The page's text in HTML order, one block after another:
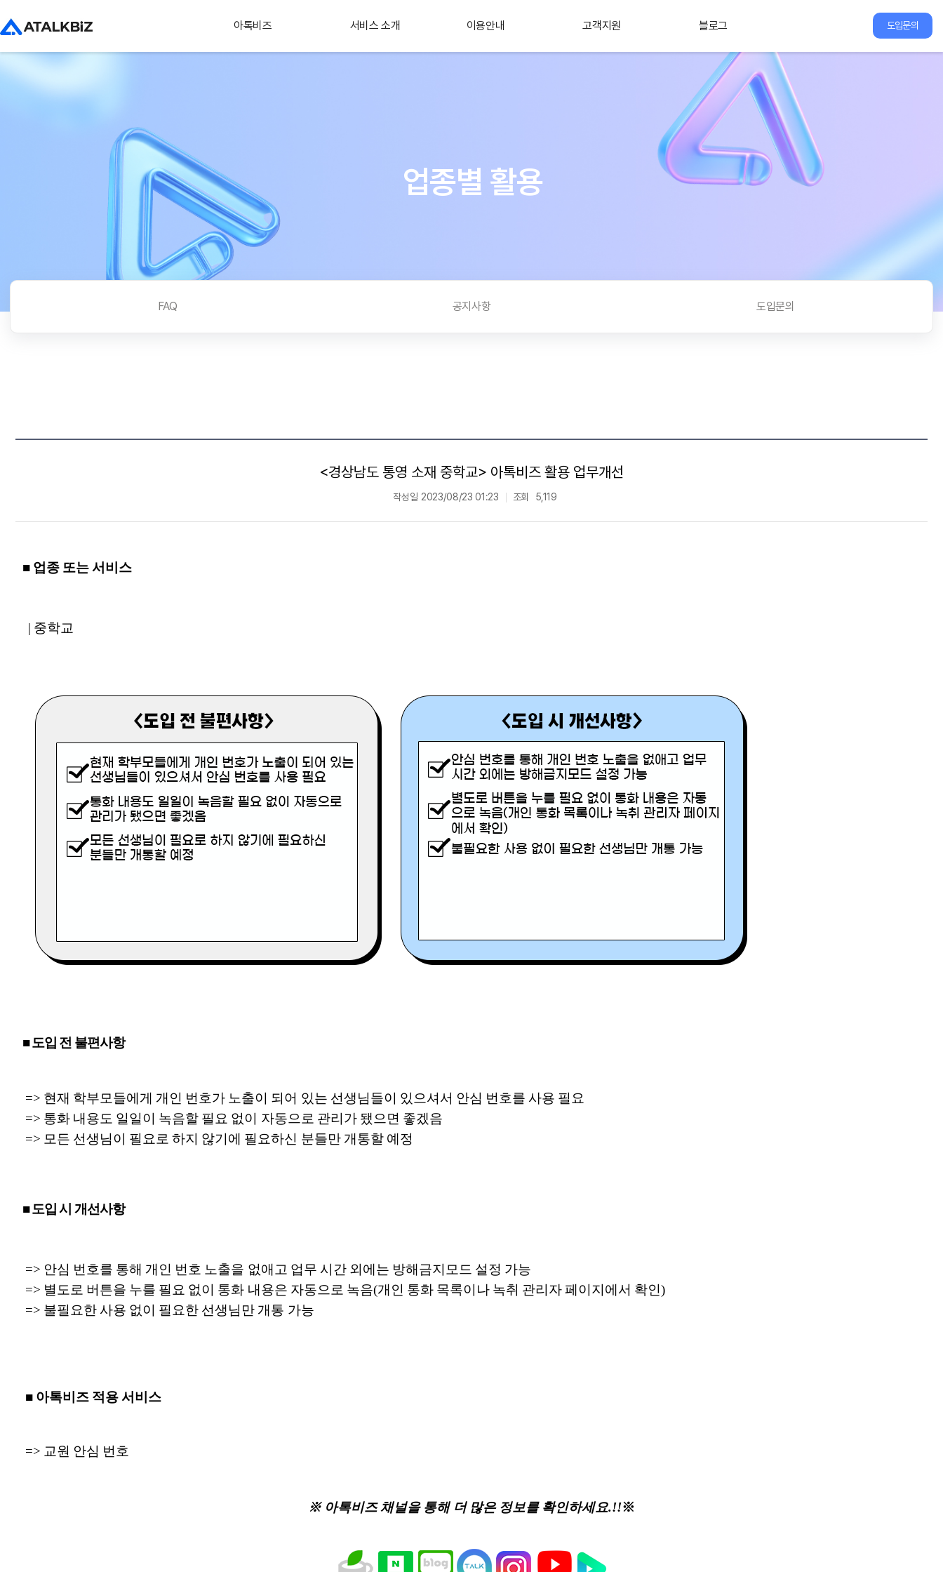
아톡비즈 서비스 소개 이용안내 고객지원 블로그 도입문의
업종별 활용
FAQ 공지사항 도입문의
<경상남도 통영 소재 중학교> 아톡비즈 활용 업무개선
작성일 2023/08/23 01:23 조회 5,119
■ 업종 또는 서비스
| 중학교
■ 도입 전 불편사항
=> 현재 학부모들에게 개인 번호가 노출이 되어 있는 선생님들이 있으셔서 안심 번호를 사용 필요
=> 통화 내용도 일일이 녹음할 필요 없이 자동으로 관리가 됐으면 좋겠음
=> 모든 선생님이 필요로 하지 않기에 필요하신 분들만 개통할 예정
■ 도입 시 개선사항
=> 안심 번호를 통해 개인 번호 노출을 없애고 업무 시간 외에는 방해금지모드 설정 가능
=> 별도로 버튼을 누를 필요 없이 통화 내용은 자동으로 녹음(개인 통화 목록이나 녹취 관리자 페이지에서 확인)
=> 불필요한 사용 없이 필요한 선생님만 개통 가능
■ 아톡비즈 적용 서비스
=> 교원 안심 번호
※ 아톡비즈 채널을 통해 더 많은 정보를 확인하세요.!!※